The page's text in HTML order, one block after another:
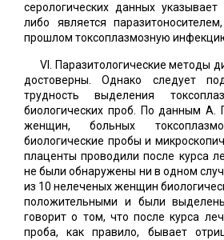
серологических данных
либо является
прошлом токсоплазмозную
VI. Паразитологические методы
достоверны. Однако следует
трудность выделения
биологических проб. По данным А.
женщин, больных
биологические пробы и
плаценты проводили после курса
не были обнаружены ни в одном
из 10 нелеченых женщин
положительными и были
говорит о том, что после курса
проба, как правило, бывает